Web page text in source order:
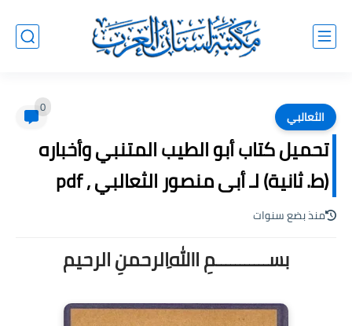
الثعالبي 0
تحميل كتاب أبو الطيب المتنبي وأخباره
(ط. ثانية) لـ أبى منصور الثعالبي , pdf
منذ بضع سنوات
بســـــــــــمِ اﷲِالرحمنِ الرحيم